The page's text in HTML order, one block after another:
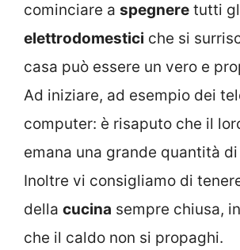
cominciare a spegnere tutti
elettrodomestici che si
casa può essere un vero e
Ad iniziare, ad esempio dei
computer: è risaputo che il
emana una grande quantità di
Inoltre vi consigliamo di
della cucina sempre chiusa,
che il caldo non si propaghi.